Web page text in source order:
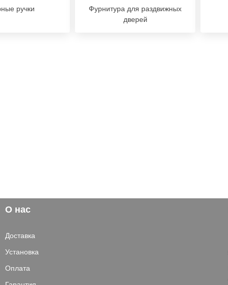
ручки
Фурнитура для раздвижных
дверей
О нас
Доставка
Установка
Оплата